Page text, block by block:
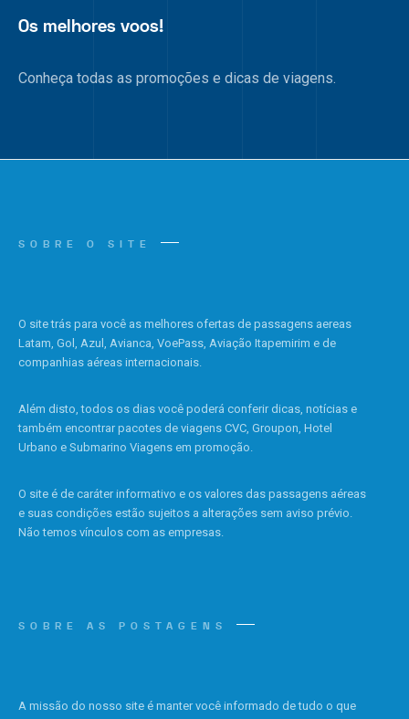
Os melhores voos!
Conheça todas as promoções e dicas de viagens.
SOBRE O SITE
O site trás para você as melhores ofertas de passagens aereas
Latam, Gol, Azul, Avianca, VoePass, Aviação Itapemirim e de
companhias aéreas internacionais.
Além disto, todos os dias você poderá conferir dicas, notícias e
também encontrar pacotes de viagens CVC, Groupon, Hotel
Urbano e Submarino Viagens em promoção.
O site é de caráter informativo e os valores das passagens aéreas
e suas condições estão sujeitos a alterações sem aviso prévio.
Não temos vínculos com as empresas.
SOBRE AS POSTAGENS
A missão do nosso site é manter você informado de tudo o que